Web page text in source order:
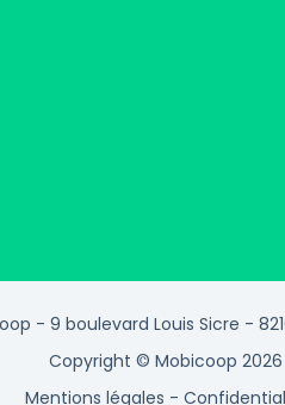
- 9 boulevard Louis Sicre -
Copyright © Mobicoop 2026
Mentions légales -